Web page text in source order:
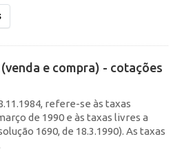
e compra) - cotações
refere-se às taxas
de 1990 e às taxas livres a
1690, de 18.3.1990). As taxas